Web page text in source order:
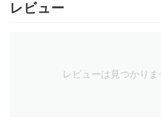
レビュー
レビューは見つかりま